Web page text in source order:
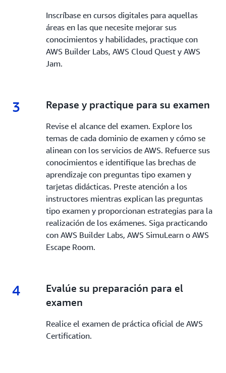
Inscríbase en cursos digitales para aquellas
áreas en las que necesite mejorar sus
conocimientos y habilidades, practique con
AWS Builder Labs, AWS Cloud Quest y AWS
Jam.
3 3.
Repase y practique para su examen
Revise el alcance del examen. Explore los
temas de cada dominio de examen y cómo se
alinean con los servicios de AWS. Refuerce sus
conocimientos e identifique las brechas de
aprendizaje con preguntas tipo examen y
tarjetas didácticas. Preste atención a los
instructores mientras explican las preguntas
tipo examen y proporcionan estrategias para la
realización de los exámenes. Siga practicando
con AWS Builder Labs, AWS SimuLearn o AWS
Escape Room.
4 4.
Evalúe su preparación para el
examen
Realice el examen de práctica oficial de AWS
Certification.